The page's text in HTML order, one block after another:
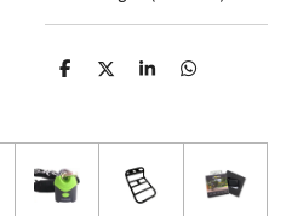
D
n
D
S
e
D
n